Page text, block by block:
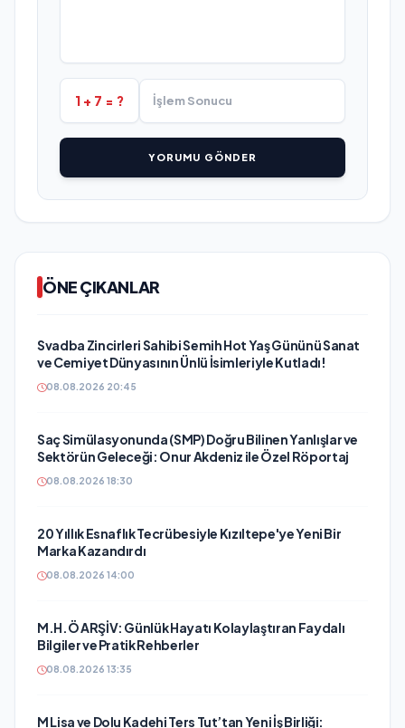
1 + 7 = ?
YORUMU GÖNDER
ÖNE ÇIKANLAR
Svadba Zincirleri Sahibi Semih Hot Yaş Gününü Sanat
ve Cemiyet Dünyasının Ünlü İsimleriyle Kutladı!
08.08.2026 20:45
Saç Simülasyonunda (SMP) Doğru Bilinen Yanlışlar ve
Sektörün Geleceği: Onur Akdeniz ile Özel Röportaj
08.08.2026 18:30
20 Yıllık Esnaflık Tecrübesiyle Kızıltepe'ye Yeni Bir
Marka Kazandırdı
08.08.2026 14:00
M.H.Ö ARŞİV: Günlük Hayatı Kolaylaştıran Faydalı
Bilgiler ve Pratik Rehberler
08.08.2026 13:35
M Lisa ve Dolu Kadehi Ters Tut’tan Yeni İş Birliği: